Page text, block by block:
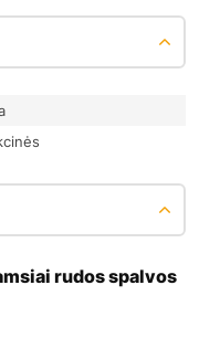
rudos spalvos